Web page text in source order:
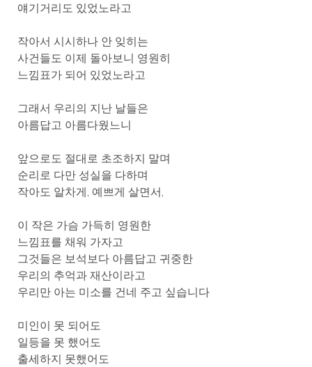
얘기거리도 있었노라고
작아서 시시하나 안 잊히는
사건들도 이제 돌아보니 영원히
느낌표가 되어 있었노라고
그래서 우리의 지난 날들은
아름답고 아름다웠느니
앞으로도 절대로 초조하지 말며
순리로 다만 성실을 다하며
작아도 알차게, 예쁘게 살면서,
이 작은 가슴 가득히 영원한
느낌표를 채워 가자고
그것들은 보석보다 아름답고 귀중한
우리의 추억과 재산이라고
우리만 아는 미소를 건네 주고 싶습니다
미인이 못 되어도
일등을 못 했어도
출세하지 못했어도